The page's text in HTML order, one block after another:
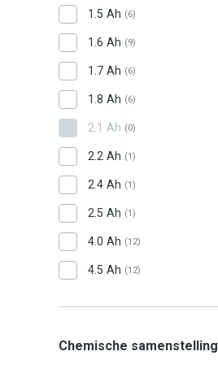
1.5 Ah (6)
1.6 Ah (9)
1.7 Ah (6)
1.8 Ah (6)
2.1 Ah (0)
2.2 Ah (1)
2.4 Ah (1)
2.5 Ah (1)
4.0 Ah (12)
4.5 Ah (12)
Chemische samenstelling